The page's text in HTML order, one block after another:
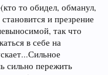
(кто то обидел, обманул,
и презрение
так что
в себе на
сильно пережить